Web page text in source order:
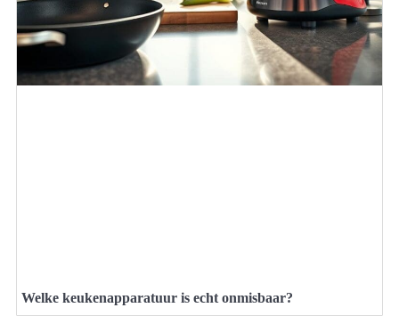
Welke keukenapparatuur is echt onmisbaar?